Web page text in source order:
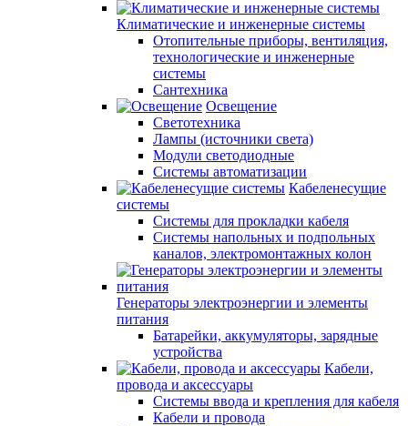
Климатические и инженерные системы
Отопительные приборы, вентиляция,
технологические и инженерные
системы
Сантехника
Освещение
Светотехника
Лампы (источники света)
Модули светодиодные
Системы автоматизации
Кабеленесущие
системы
Системы для прокладки кабеля
Системы напольных и подпольных
каналов, электромонтажных колон
Генераторы электроэнергии и элементы
питания
Батарейки, аккумуляторы, зарядные
устройства
Кабели,
провода и аксессуары
Системы ввода и крепления для кабеля
Кабели и провода